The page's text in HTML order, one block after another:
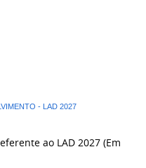
- LAD 2027
ao LAD 2027 (Em